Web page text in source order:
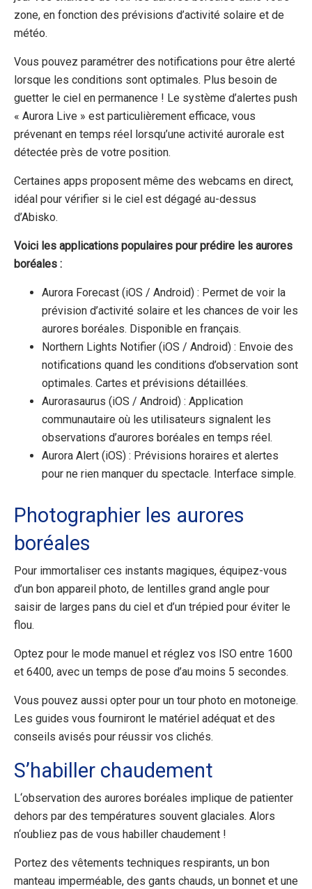
zone, en fonction des prévisions d’activité solaire et de
météo.
Vous pouvez paramétrer des notifications pour être alerté
lorsque les conditions sont optimales. Plus besoin de
guetter le ciel en permanence ! Le système d’alertes push
« Aurora Live » est particulièrement efficace, vous
prévenant en temps réel lorsqu’une activité aurorale est
détectée près de votre position.
Certaines apps proposent même des webcams en direct,
idéal pour vérifier si le ciel est dégagé au-dessus
d’Abisko.
Voici les applications populaires pour prédire les aurores
boréales :
Aurora Forecast (iOS / Android) : Permet de voir la
prévision d’activité solaire et les chances de voir les
aurores boréales. Disponible en français.
Northern Lights Notifier (iOS / Android) : Envoie des
notifications quand les conditions d’observation sont
optimales. Cartes et prévisions détaillées.
Aurorasaurus (iOS / Android) : Application
communautaire où les utilisateurs signalent les
observations d’aurores boréales en temps réel.
Aurora Alert (iOS) : Prévisions horaires et alertes
pour ne rien manquer du spectacle. Interface simple.
Photographier les aurores
boréales
Pour immortaliser ces instants magiques, équipez-vous
d’un bon appareil photo, de lentilles grand angle pour
saisir de larges pans du ciel et d’un trépied pour éviter le
flou.
Optez pour le mode manuel et réglez vos ISO entre 1600
et 6400, avec un temps de pose d’au moins 5 secondes.
Vous pouvez aussi opter pour un tour photo en motoneige.
Les guides vous fourniront le matériel adéquat et des
conseils avisés pour réussir vos clichés.
S’habiller chaudement
L‘observation des aurores boréales implique de patienter
dehors par des températures souvent glaciales. Alors
n‘oubliez pas de vous habiller chaudement !
Portez des vêtements techniques respirants, un bon
manteau imperméable, des gants chauds, un bonnet et une